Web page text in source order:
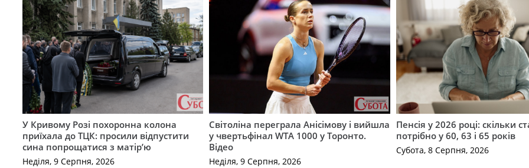
У Кривому Розі похоронна колона
приїхала до ТЦК: просили відпустити
сина попрощатися з матір’ю
Неділя, 9 Серпня, 2026
Світоліна переграла Анісімову і вийшла
у чвертьфінал WTA 1000 у Торонто.
Відео
Неділя, 9 Серпня, 2026
Пенсія у 2026 році: скільки
потрібно у 60, 63 і 65 років
Субота, 8 Серпня, 2026